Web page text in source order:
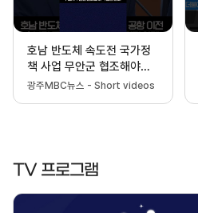
호남 반도체 속도전 국가정
책 사업 무안군 협조해야
#shorts #광주mbc #광주
광주MBC뉴스 - Short videos
TV 프로그램